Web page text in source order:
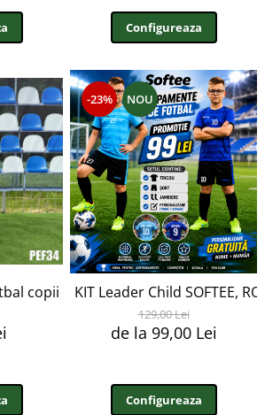
Configureaza
copii Patrick personalizabil EF34
-23% NOU
KIT Leader Child SOFTEE,
129,00 Lei
de la 99,00 Lei
Configureaza